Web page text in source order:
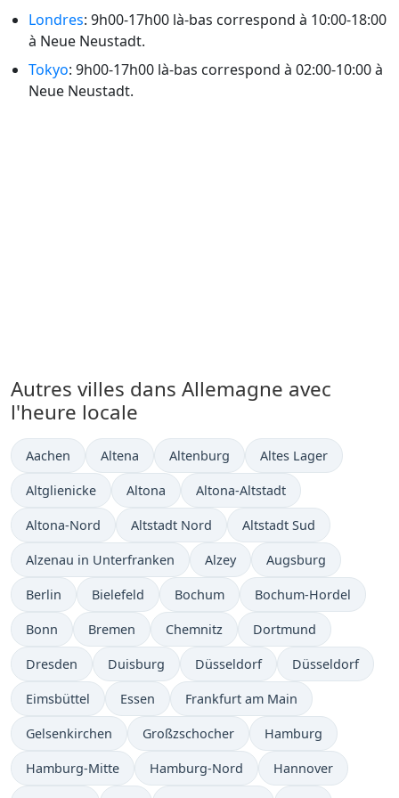
Londres: 9h00-17h00 là-bas correspond à 10:00-18:00
à Neue Neustadt.
Tokyo: 9h00-17h00 là-bas correspond à 02:00-10:00 à
Neue Neustadt.
Autres villes dans Allemagne avec
l'heure locale
Heure actuelle à
Aachen Heure actuelle à
Altena Heure actuelle à
Altenburg Heure actuelle à
Altes Lager
Heure actuelle à
Altglienicke Heure actuelle à
Altona Heure actuelle à
Altona-Altstadt
Heure actuelle à
Altona-Nord Heure actuelle à
Altstadt Nord Heure actuelle à
Altstadt Sud
Heure actuelle à
Alzenau in Unterfranken Heure actuelle à
Alzey Heure actuelle à
Augsburg
Heure actuelle à
Berlin Heure actuelle à
Bielefeld Heure actuelle à
Bochum Heure actuelle à
Bochum-Hordel
Heure actuelle à
Bonn Heure actuelle à
Bremen Heure actuelle à
Chemnitz Heure actuelle à
Dortmund
Heure actuelle à
Dresden Heure actuelle à
Duisburg Heure actuelle à
Düsseldorf Heure actuelle à
Düsseldorf
Heure actuelle à
Eimsbüttel Heure actuelle à
Essen Heure actuelle à
Frankfurt am Main
Heure actuelle à
Gelsenkirchen Heure actuelle à
Großzschocher Heure actuelle à
Hamburg
Heure actuelle à
Hamburg-Mitte Heure actuelle à
Hamburg-Nord Heure actuelle à
Hannover